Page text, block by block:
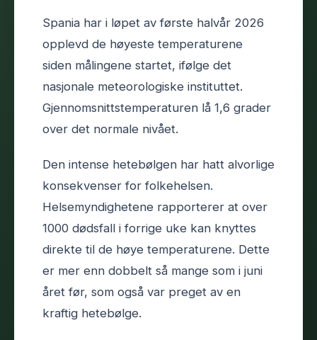
Spania har i løpet av første halvår 2026
opplevd de høyeste temperaturene
siden målingene startet, ifølge det
nasjonale meteorologiske instituttet.
Gjennomsnittstemperaturen lå 1,6 grader
over det normale nivået.
Den intense hetebølgen har hatt alvorlige
konsekvenser for folkehelsen.
Helsemyndighetene rapporterer at over
1000 dødsfall i forrige uke kan knyttes
direkte til de høye temperaturene. Dette
er mer enn dobbelt så mange som i juni
året før, som også var preget av en
kraftig hetebølge.